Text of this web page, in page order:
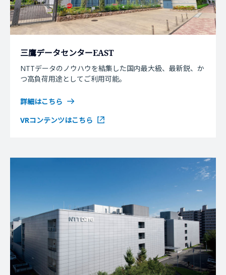
三鷹データセンターEAST
NTTデータのノウハウを結集した国内最大級、最新鋭、か
つ高負荷用途としてご利用可能。
詳細はこちら
VRコンテンツはこちら